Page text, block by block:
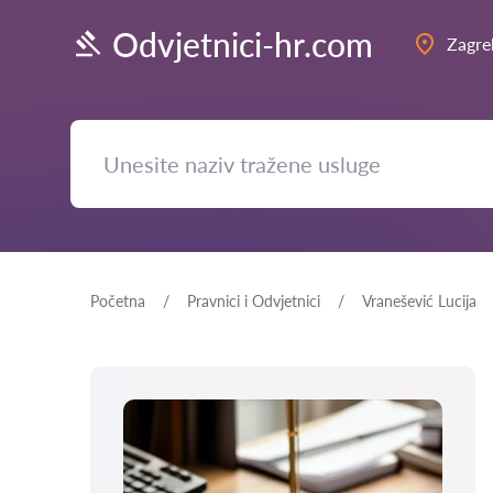
Odvjetnici-hr.com
Početna Pravnici i Odvjetnici Vranešević Lucija